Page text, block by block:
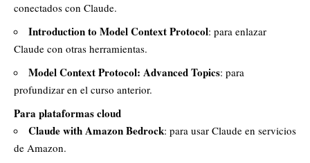
conectados con Claude.
Introduction to Model Context Protocol: para enlazar
Claude con otras herramientas.
Model Context Protocol: Advanced Topics: para
profundizar en el curso anterior.
Para plataformas cloud
Claude withAmazonBedrock: para usar Claude en servicios
de Amazon.